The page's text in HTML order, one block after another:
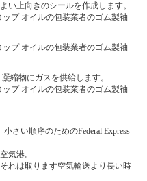
い上向きのシールを作成します。
縮物にガスを供給します。
さい順序のためのFederal Express
気港。
れは取ります空気輸送より長い時